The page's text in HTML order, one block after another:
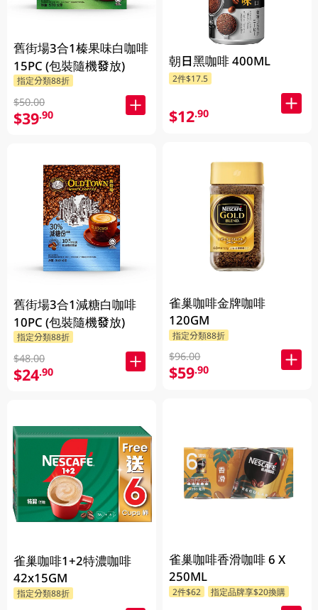
舊街場3合1榛果味白咖啡
15PC (包裝隨機發放)
指定分類88折
$50.00
$39.90
舊街場3合1減糖白咖啡
10PC (包裝隨機發放)
指定分類88折
$48.00
$24.90
雀巢咖啡1+2特濃咖啡
42x15GM
指定分類88折
朝日黑咖啡 400ML
2件$17.5
$12.90
雀巢咖啡金牌咖啡
120GM
指定分類88折
$96.00
$59.90
雀巢咖啡香滑咖啡 6 X
250ML
2件$62 指定品牌享$20換購